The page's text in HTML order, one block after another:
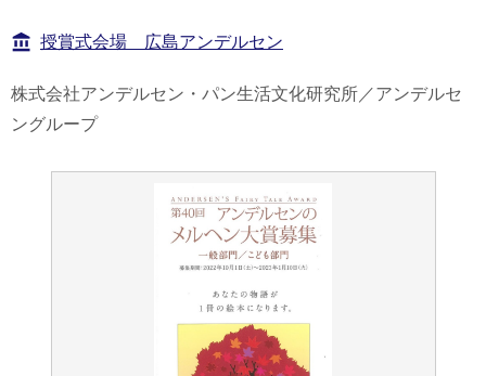
授賞式会場 広島アンデルセン
株式会社アンデルセン・パン生活文化研究所／アンデルセ
ングループ